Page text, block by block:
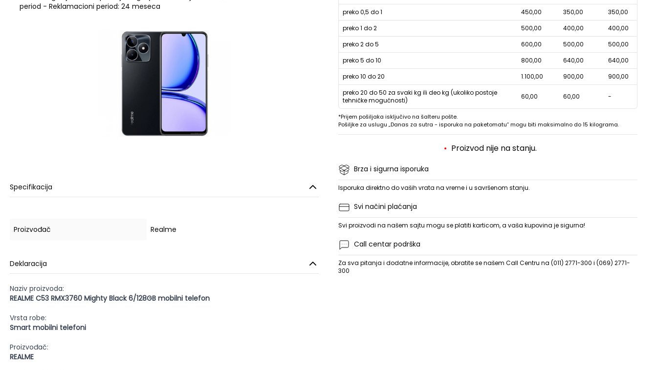
period - Reklamacioni period: 24 meseca
Specifikacija
Proizvođač Realme
Deklaracija
Naziv proizvoda:
REALME C53 RMX3760 Mighty Black 6/128GB mobilni telefon
Vrsta robe:
Smart mobilni telefoni
Proizvođač:
REALME
preko 0,5 do 1
450,00 350,00
350,00
preko 1 do 2
500,00 400,00
400,00
preko 2 do 5
600,00 500,00
500,00
preko 5 do 10
800,00 640,00
640,00
preko 10 do 20
1.100,00 900,00
900,00
preko 20 do 50 za svaki kg ili deo kg (ukoliko postoje
tehničke mogućnosti)
60,00 60,00 -
*Prijem pošiljaka isključivo na šalteru pošte.
Pošiljke za uslugu „Danas za sutra - isporuka na paketomatu“ mogu biti maksimalno do 15 kilograma.
Proizvod nije na stanju.
Brza i sigurna isporuka
Isporuka direktno do vaših vrata na vreme i u savršenom stanju.
Svi načini plaćanja
Svi proizvodi na našem sajtu mogu se platiti karticom, a vaša kupovina je sigurna!
Call centar podrška
Za sva pitanja i dodatne informacije, obratite se našem Call Centru na (011) 2771-300 i (069) 2771-
300